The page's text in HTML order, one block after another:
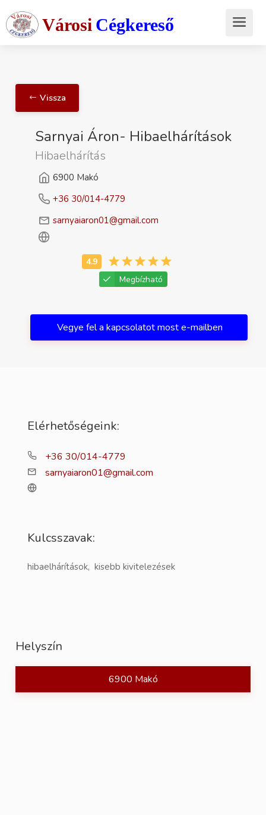
Városi Cégkereső
Vissza
Sarnyai Áron- Hibaelhárítások
Hibaelhárítás
6900 Makó
+36 30/014-4779
sarnyaiaron01@gmail.com
Megbízható
Vegye fel a kapcsolatot most e-mailben
Elérhetőségeink:
+36 30/014-4779
sarnyaiaron01@gmail.com
Kulcsszavak:
hibaelhárítások, kisebb kivitelezések
Helyszín
6900 Makó